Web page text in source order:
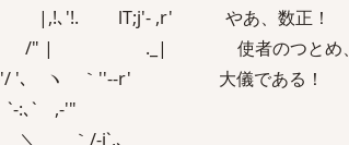
,r' やあ、数正！
者のつとめ、
r' 大儀である！
､` ,-'"
/-i`,､_